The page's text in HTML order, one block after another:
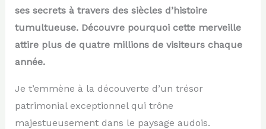
ses secrets à travers des siècles d’histoire
tumultueuse. Découvre pourquoi cette merveille
attire plus de quatre millions de visiteurs chaque
année.
Je t’emmène à la découverte d’un trésor
patrimonial exceptionnel qui trône
majestueusement dans le paysage audois.